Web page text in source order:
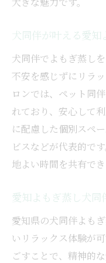
犬同伴が叶える愛
犬同伴でよもぎ蒸し
不安を感じずにリラ
ロンでは、ペット同
れており、安心して
に配慮した個別スペ
ビスなどが代表的で
地よい時間を共有で
愛知よもぎ蒸し犬
愛知県の犬同伴よも
いリラックス体験が
ごすことで、精神的